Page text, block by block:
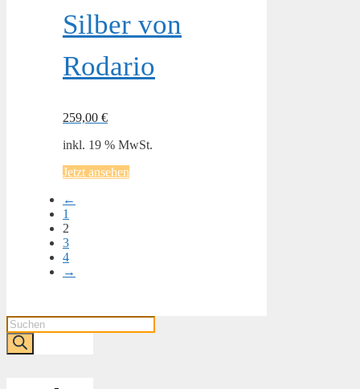
Silber von
Rodario
259,00 €
inkl. 19 % MwSt.
Jetzt ansehen
←
1
2
3
4
→
Products
search